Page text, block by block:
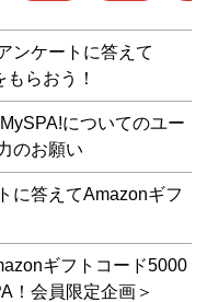
ンケートに答えて
らおう！
についてのユー
のお願い
に答えてAmazonギフ
ギフトコード5000
！会員限定企画＞